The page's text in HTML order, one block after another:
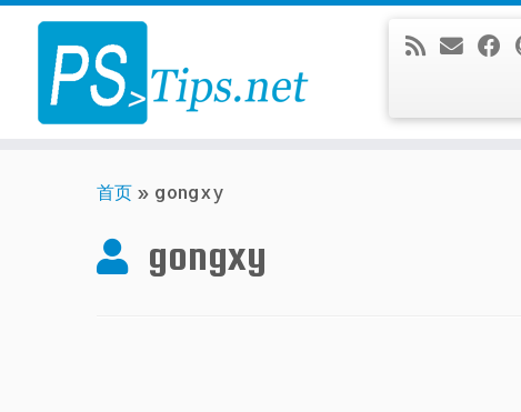
Skip
content
首页 » gongxy
gongxy